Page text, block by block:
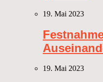
19. Mai 2023
19. Mai 2023